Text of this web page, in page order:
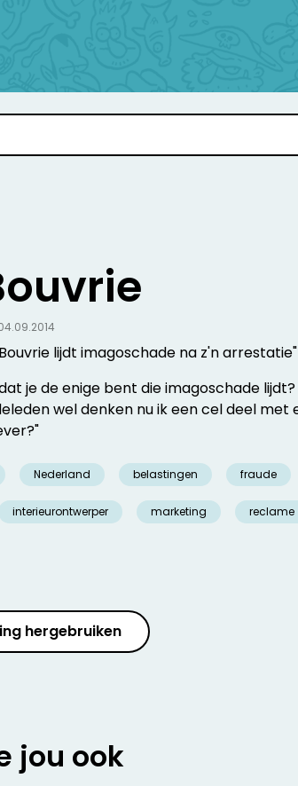
lijdt imagoschade na z'n arrestatie"
je de enige bent die imagoschade
wel denken nu ik een cel deel met
Nederland belastingen fraude
interieurontwerper marketing reclame
hergebruiken
jou ook